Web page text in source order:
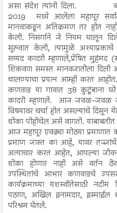
असा संदेश त्यांनी दिला.
2019 मध्ये आलेला महापूर सर्वात
मानवाकडून अतिक्रमण तर होत
केली. निसर्गाने जे नियम घालून
सुरुवात केली, त्यामुळे
सय्यद कादरी म्हणाले,प्रेषित मुहंमद
शिकवण समस्त मानवजातीला दिली
चालण्याचा प्रयत्न आम्ही करत
कणवाड या गावात 38 कुटूंबाना
कादरी म्हणाले. आज जवळ-जवळ
विषयावर चर्चा होत असल्याचे दिसून
धोका पोहोचेल असे वागतो.
आज महापूर एवढ्या मोठया
प्रमाण जास्त का आहे, यावर
अत्याचार करत आहेत, आपल्या
धोका होणार नाही असे वर्तन
उपस्थितांचे आभार कणवाडचे
कार्यक्रमाच्या यशस्वीतेसाठी
पठाण, अखिल इनामदार,
परिश्रम घेतले.